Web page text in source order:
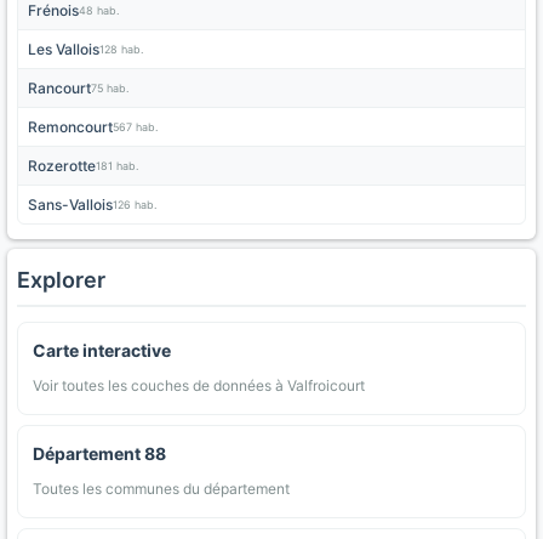
Frénois48 hab.
Les Vallois128 hab.
Rancourt75 hab.
Remoncourt567 hab.
Rozerotte181 hab.
Sans-Vallois126 hab.
Explorer
Carte interactive
Voir toutes les couches de données à Valfroicourt
Département 88
Toutes les communes du département